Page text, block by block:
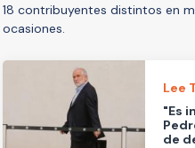
18 contribuyentes distintos en
ocasiones.
Lee
"Es
de